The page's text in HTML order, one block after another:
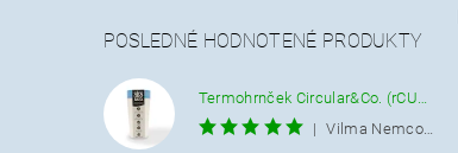
POSLEDNÉ HODNOTENÉ PRODUKTY
|
Vilma Nemcová